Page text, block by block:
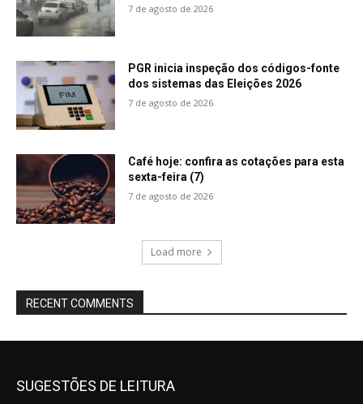
7 de agosto de 2026
PGR inicia inspeção dos códigos-fonte
dos sistemas das Eleições 2026
7 de agosto de 2026
Café hoje: confira as cotações para esta
sexta-feira (7)
7 de agosto de 2026
Load more
RECENT COMMENTS
SUGESTÕES DE LEITURA